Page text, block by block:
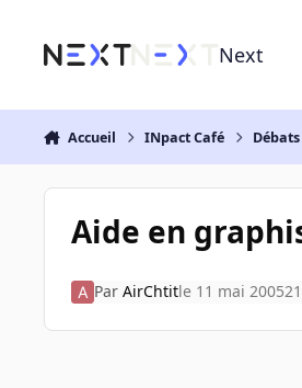
Next
Accueil INpact Café
Aide en
Par AirChtitle 11 mai 2005